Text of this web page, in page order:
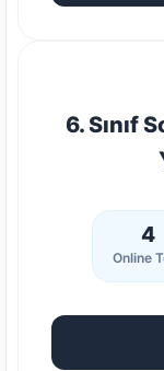
6. Sınıf
4
Online